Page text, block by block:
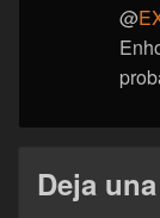
@
Deja